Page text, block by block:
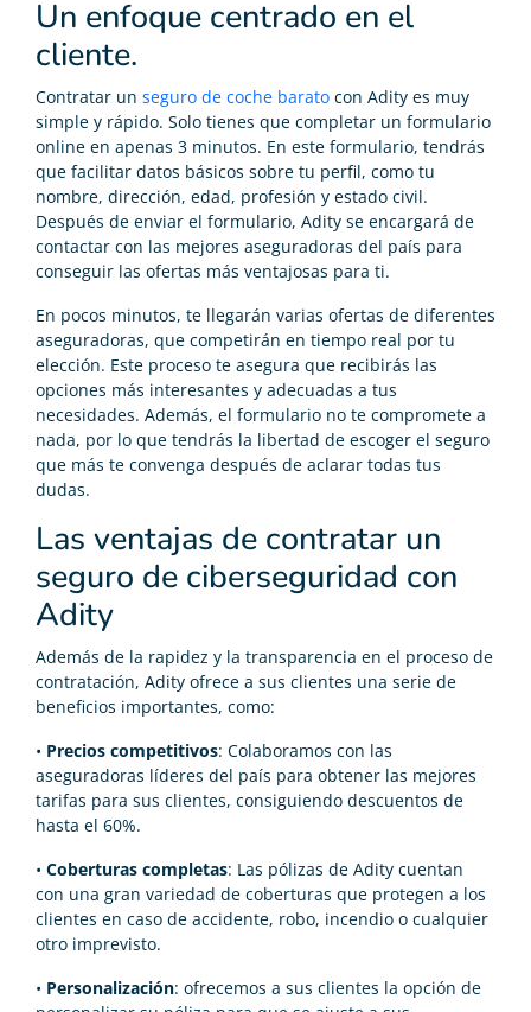
Un enfoque centrado en el
cliente.
Contratar un seguro de coche barato con Adity es muy
simple y rápido. Solo tienes que completar un formulario
online en apenas 3 minutos. En este formulario, tendrás
que facilitar datos básicos sobre tu perfil, como tu
nombre, dirección, edad, profesión y estado civil.
Después de enviar el formulario, Adity se encargará de
contactar con las mejores aseguradoras del país para
conseguir las ofertas más ventajosas para ti.
En pocos minutos, te llegarán varias ofertas de diferentes
aseguradoras, que competirán en tiempo real por tu
elección. Este proceso te asegura que recibirás las
opciones más interesantes y adecuadas a tus
necesidades. Además, el formulario no te compromete a
nada, por lo que tendrás la libertad de escoger el seguro
que más te convenga después de aclarar todas tus
dudas.
Las ventajas de contratar un
seguro de ciberseguridad con
Adity
Además de la rapidez y la transparencia en el proceso de
contratación, Adity ofrece a sus clientes una serie de
beneficios importantes, como:
• Precios competitivos: Colaboramos con las
aseguradoras líderes del país para obtener las mejores
tarifas para sus clientes, consiguiendo descuentos de
hasta el 60%.
• Coberturas completas: Las pólizas de Adity cuentan
con una gran variedad de coberturas que protegen a los
clientes en caso de accidente, robo, incendio o cualquier
otro imprevisto.
• Personalización: ofrecemos a sus clientes la opción de